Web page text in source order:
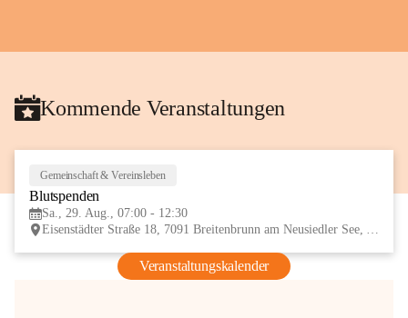
Kommende Veranstaltungen
Gemeinschaft & Vereinsleben
Blutspenden
Sa., 29. Aug., 07:00 - 12:30
Eisenstädter Straße 18, 7091 Breitenbrunn am Neusiedler See, AUT
Veranstaltungskalender